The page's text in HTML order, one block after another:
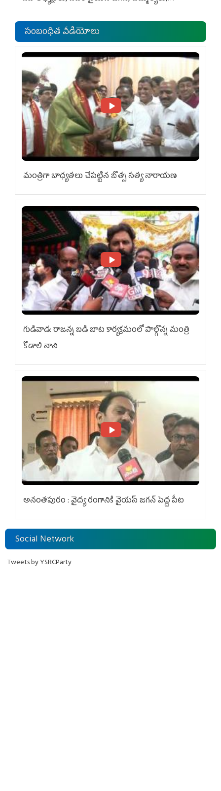
సంబంధిత వీడియోలు
మంత్రిగా బాధ్యతలు చేపట్టిన బొత్స సత్య నారాయణ
గుడివాడ: రాజన్న బడి బాట కార్యక్రమంలో పాల్గొన్న మంత్రి
కొడాలి నాని
అనంతపురం : వైద్య రంగానికి వైయ‌స్ జ‌గ‌న్ పెద్ద పీట
Social Network
Tweets by YSRCParty